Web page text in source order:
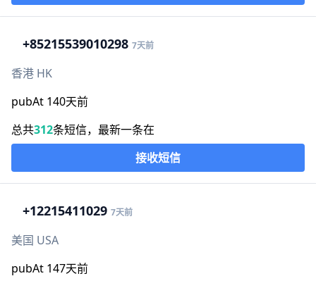
+85215539010298 7天前
香港 HK
pubAt 140天前
总共312条短信，最新一条在
接收短信
+12215411029 7天前
美国 USA
pubAt 147天前